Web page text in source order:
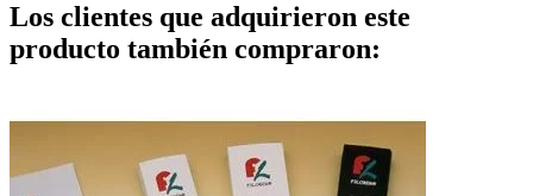
Los clientes que adquirieron este
producto también compraron: